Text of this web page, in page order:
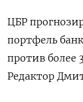
ЦБР
портфель
против более
Редактор